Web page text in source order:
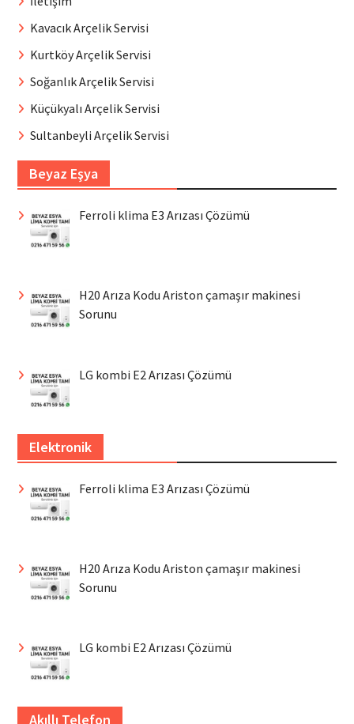
Kavacık Arçelik Servisi
Kurtköy Arçelik Servisi
Soğanlık Arçelik Servisi
Küçükyalı Arçelik Servisi
Sultanbeyli Arçelik Servisi
Beyaz Eşya
Ferroli klima E3 Arızası Çözümü
H20 Arıza Kodu Ariston çamaşır makinesi
Sorunu
LG kombi E2 Arızası Çözümü
Elektronik
Ferroli klima E3 Arızası Çözümü
H20 Arıza Kodu Ariston çamaşır makinesi
Sorunu
LG kombi E2 Arızası Çözümü
Akıllı Telefon